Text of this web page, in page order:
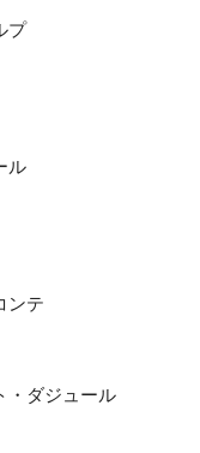
プ
ル
ンテ
・ダジュール